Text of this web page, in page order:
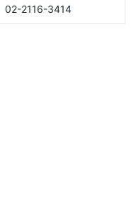
02-2116-3414